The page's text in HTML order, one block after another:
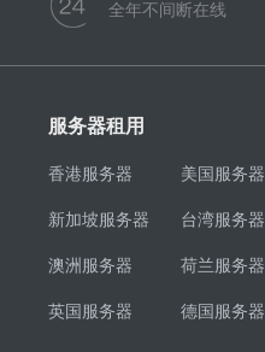
全年不间断在线
服务器租用
香港服务器 美国服务器
新加坡服务器 台湾服务器
澳洲服务器 荷兰服务器
英国服务器 德国服务器